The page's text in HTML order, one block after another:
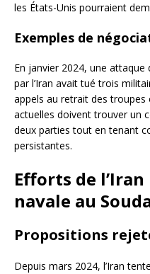
les États-Unis pourraient
Exemples de
En janvier 2024, une
par l’Iran avait tué trois
appels au retrait des troupes
actuelles doivent trouver un
deux parties tout en tenant
persistantes.
Efforts de
navale au
Propositions
Depuis mars 2024, l’Iran